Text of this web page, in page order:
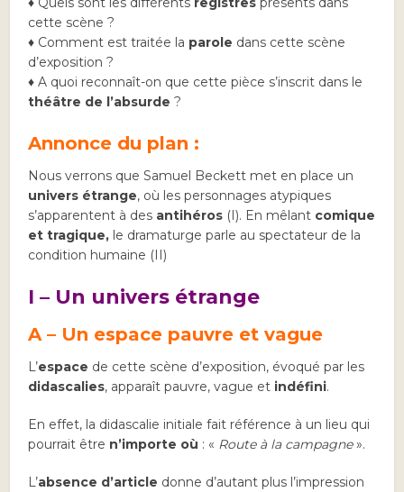
cette scène ?
♦ Comment est traitée la parole dans cette scène
d’exposition ?
♦ A quoi reconnaît-on que cette pièce s’inscrit dans le
théâtre de l’absurde ?
Annonce du plan :
Nous verrons que Samuel Beckett met en place un
univers étrange, où les personnages atypiques
s’apparentent à des antihéros (I). En mêlant comique
et tragique, le dramaturge parle au spectateur de la
condition humaine (II)
I – Un univers étrange
A – Un espace pauvre et vague
L’espace de cette scène d’exposition, évoqué par les
didascalies, apparaît pauvre, vague et indéfini.
En effet, la didascalie initiale fait référence à un lieu qui
pourrait être n’importe où : « Route à la campagne».
L’absence d’article donne d’autant plus l’impression